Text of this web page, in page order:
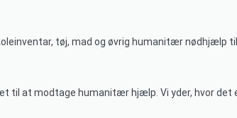
tøj, mad og øvrig humanitær nødhjælp
til at modtage humanitær hjælp. Vi yder, hvor det